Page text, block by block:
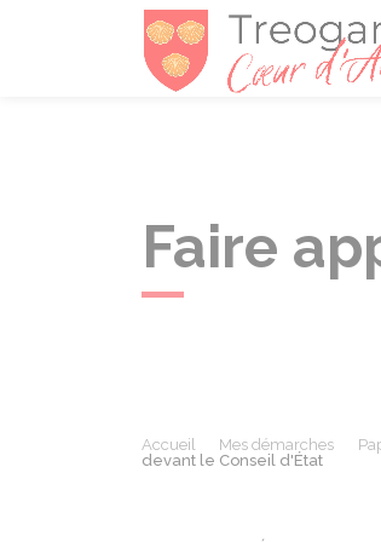
Faire
Accueil Mes démarches
devant le Conseil d'État